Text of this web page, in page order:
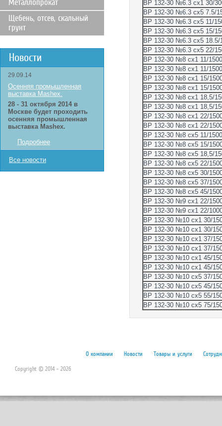
ВР 132-30 №6.3 сх1 30/
ВР 132-30 №6.3 сх5 7.5/
ВР 132-30 №6.3 сх5 11/
ВР 132-30 №6.3 сх5 15/
ВР 132-30 №6.3 сх5 18.5/
ВР 132-30 №6.3 сх5 22/
ВР 132-30 №8 сх1 11/1500
ВР 132-30 №8 сх1 11/
ВР 132-30 №8 сх1 15/
ВР 132-30 №8 сх1 15/
ВР 132-30 №8 сх1 18,5/
ВР 132-30 №8 сх1 18,5/
ВР 132-30 №8 сх1 22/
ВР 132-30 №8 сх1 22/
ВР 132-30 №8 сх5 11/1500
ВР 132-30 №8 сх5 15/
ВР 132-30 №8 сх5 18,5/
ВР 132-30 №8 сх5 22/
ВР 132-30 №8 сх5 30/
ВР 132-30 №8 сх5 37/
ВР 132-30 №8 сх5 45/
ВР 132-30 №9 сх1 22/
ВР 132-30 №9 сх1 22/
ВР 132-30 №10 сх1 30/
ВР 132-30 №10 сх1 30/
ВР 132-30 №10 сх1 37/
ВР 132-30 №10 сх1 37/
ВР 132-30 №10 сх1 45/
ВР 132-30 №10 сх1 45/
ВР 132-30 №10 сх5 37/
ВР 132-30 №10 сх5 45/
ВР 132-30 №10 сх5 55/
ВР 132-30 №10 сх5 75/
Металлопрокат
Щебень, отсев, скальный
грунт
Новости
29.09.14
Осенняя промышленная
выставка Mashex.
28 - 31 октября 2014 в
Москве будет проходить
осенняя промышленная
выставка Mashex.
Подробнее
Все новости
О компании Новости Товары и услуги
Copyright © 2014 - 2026